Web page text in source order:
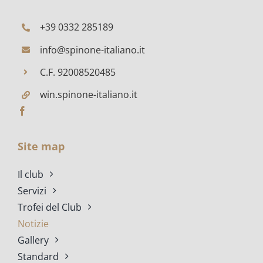
+39 0332 285189
info@spinone-italiano.it
C.F. 92008520485
win.spinone-italiano.it
Site map
Il club
Servizi
Trofei del Club
Notizie
Gallery
Standard